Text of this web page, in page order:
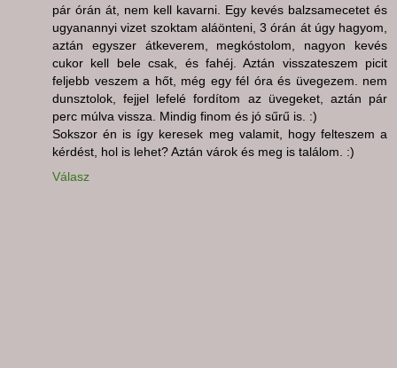
pár órán át, nem kell kavarni. Egy kevés balzsamecetet és
ugyanannyi vizet szoktam aláönteni, 3 órán át úgy hagyom,
aztán egyszer átkeverem, megkóstolom, nagyon kevés
cukor kell bele csak, és fahéj. Aztán visszateszem picit
feljebb veszem a hőt, még egy fél óra és üvegezem. nem
dunsztolok, fejjel lefelé fordítom az üvegeket, aztán pár
perc múlva vissza. Mindig finom és jó sűrű is. :)
Sokszor én is így keresek meg valamit, hogy felteszem a
kérdést, hol is lehet? Aztán várok és meg is találom. :)
Válasz